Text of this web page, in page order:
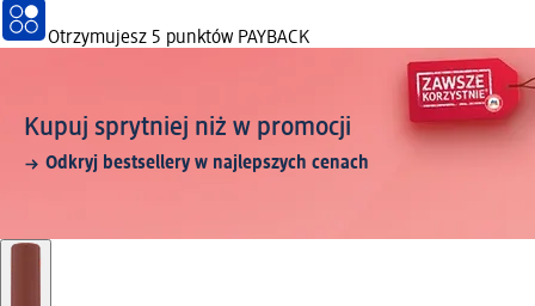
Otrzymujesz 5 punktów PAYBACK
Kupuj sprytniej niż w promocji
Odkryj bestsellery w najlepszych cenach